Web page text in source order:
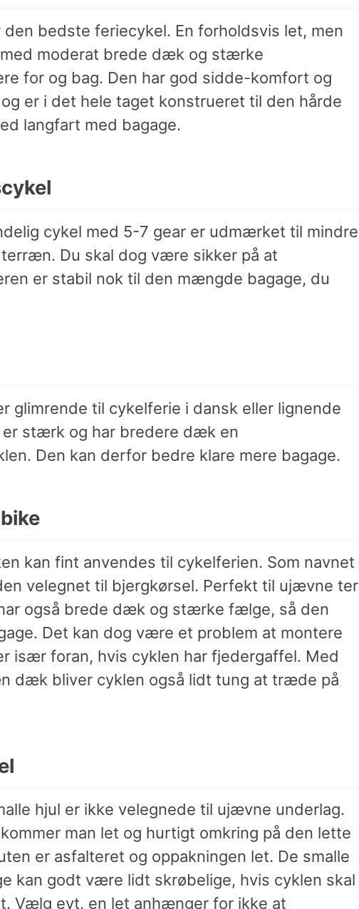
den bedste feriecykel. En forholdsvis let, men
moderat brede dæk og stærke
for og bag. Den har god sidde-komfort og
er i det hele taget konstrueret til den hårde
langfart med bagage.
cykel med 5-7 gear er udmærket til mindre
Du skal dog være sikker på at
er stabil nok til den mængde bagage, du
glimrende til cykelferie i dansk eller lignende
stærk og har bredere dæk en
Den kan derfor bedre klare mere bagage.
kan fint anvendes til cykelferien. Som navnet
velegnet til bjergkørsel. Perfekt til ujævne ter
også brede dæk og stærke fælge, så den
Det kan dog være et problem at montere
især foran, hvis cyklen har fjedergaffel. Med
dæk bliver cyklen også lidt tung at træde på
hjul er ikke velegnede til ujævne underlag.
man let og hurtigt omkring på den lette
er asfalteret og oppakningen let. De smalle
kan godt være lidt skrøbelige, hvis cyklen skal
Vælg evt. en let anhænger for ikke at